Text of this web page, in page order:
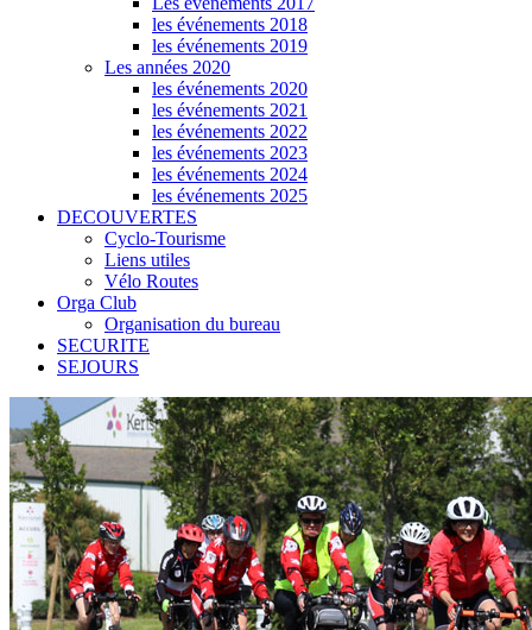
les événements 2018
les événements 2019
Les années 2020
les événements 2020
les événements 2021
les événements 2022
les événements 2023
les événements 2024
les événements 2025
DECOUVERTES
Cyclo-Tourisme
Liens utiles
Vélo Routes
Orga Club
Organisation du bureau
SECURITE
SEJOURS